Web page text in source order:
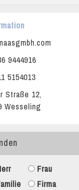
9444916
5154013
Straße 12,
Wesseling
Frau
Firma